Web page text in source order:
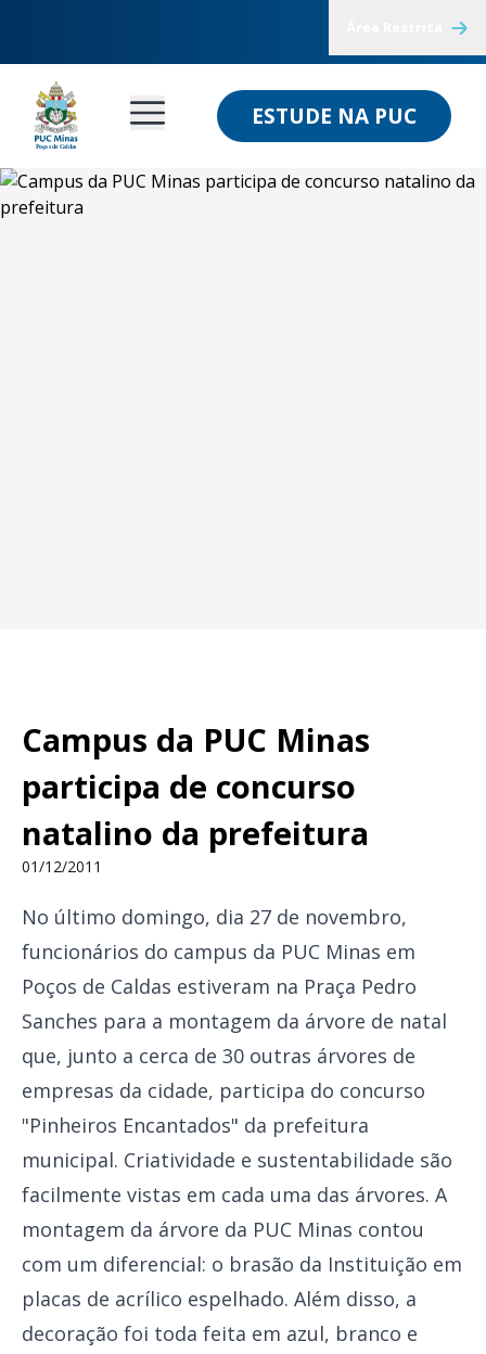
ESTUDE NA PUC
Campus da PUC Minas
participa de concurso
natalino da prefeitura
01/12/2011
No último domingo, dia 27 de novembro,
funcionários do campus da PUC Minas em
Poços de Caldas estiveram na Praça Pedro
Sanches para a montagem da árvore de natal
que, junto a cerca de 30 outras árvores de
empresas da cidade, participa do concurso
"Pinheiros Encantados" da prefeitura
municipal. Criatividade e sustentabilidade são
facilmente vistas em cada uma das árvores. A
montagem da árvore da PUC Minas contou
com um diferencial: o brasão da Instituição em
placas de acrílico espelhado. Além disso, a
decoração foi toda feita em azul, branco e